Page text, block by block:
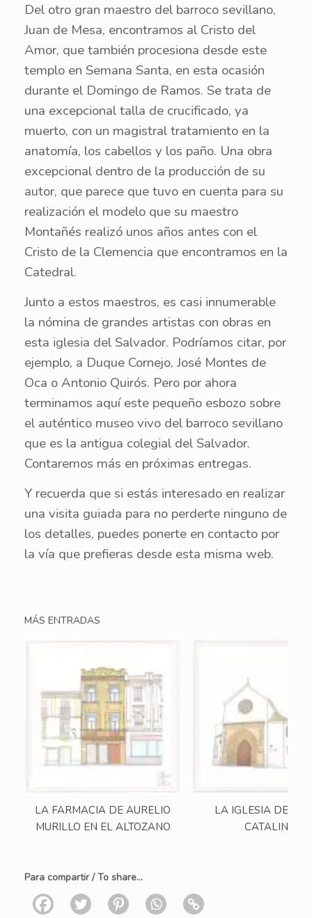
Del otro gran maestro del barroco sevillano,
Juan de Mesa, encontramos al Cristo del
Amor, que también procesiona desde este
templo en Semana Santa, en esta ocasión
durante el Domingo de Ramos. Se trata de
una excepcional talla de crucificado, ya
muerto, con un magistral tratamiento en la
anatomía, los cabellos y los paño. Una obra
excepcional dentro de la producción de su
autor, que parece que tuvo en cuenta para su
realización el modelo que su maestro
Montañés realizó unos años antes con el
Cristo de la Clemencia que encontramos en la
Catedral.
Junto a estos maestros, es casi innumerable
la nómina de grandes artistas con obras en
esta iglesia del Salvador. Podríamos citar, por
ejemplo, a Duque Cornejo, José Montes de
Oca o Antonio Quirós. Pero por ahora
terminamos aquí este pequeño esbozo sobre
el auténtico museo vivo del barroco sevillano
que es la antigua colegial del Salvador.
Contaremos más en próximas entregas.
Y recuerda que si estás interesado en realizar
una visita guiada para no perderte ninguno de
los detalles, puedes ponerte en contacto por
la vía que prefieras desde esta misma web.
MÁS ENTRADAS
LA FARMACIA DE AURELIO
MURILLO EN EL ALTOZANO
LA IGLESIA DE
CATALINA
Para compartir / To share...